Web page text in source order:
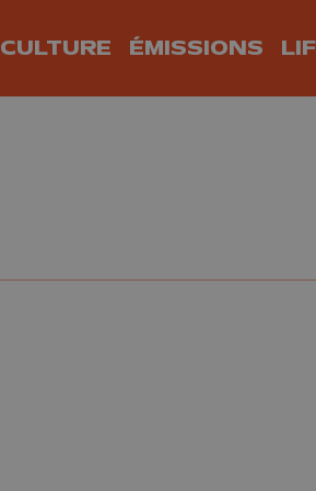
CULTURE ÉMISSIONS